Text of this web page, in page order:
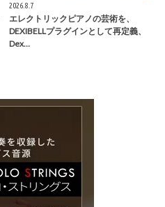
2026.8.7
エレクトリックピアノの芸術を、
DEXIBELLプラグインとして再定義、
Dex…